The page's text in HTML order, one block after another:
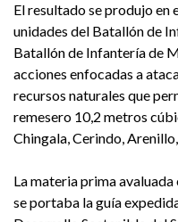
El resultado se produjo en
unidades del Batallón de
Batallón de Infantería de
acciones enfocadas a
recursos naturales que
remesero 10,2 metros
Chingala, Cerindo,
La materia prima
se portaba la guía